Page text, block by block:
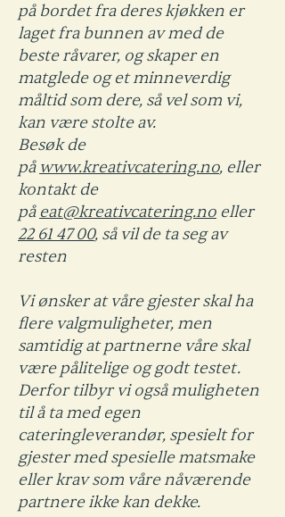
på bordet fra deres kjøkken er
laget fra bunnen av med de
beste råvarer, og skaper en
matglede og et minneverdig
måltid som dere, så vel som vi,
kan være stolte av.
Besøk de
på www.kreativcatering.no, eller
kontakt de
på eat@kreativcatering.no eller
22 61 47 00, så vil de ta seg av
resten
Vi ønsker at våre gjester skal ha
flere valgmuligheter, men
samtidig at partnerne våre skal
være pålitelige og godt testet.
Derfor tilbyr vi også muligheten
til å ta med egen
cateringleverandør, spesielt for
gjester med spesielle matsmake
eller krav som våre nåværende
partnere ikke kan dekke.